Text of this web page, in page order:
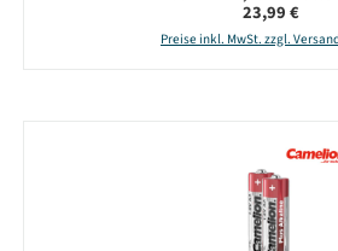
Regulärer
23,99 €
Preise inkl. MwSt. zzgl.